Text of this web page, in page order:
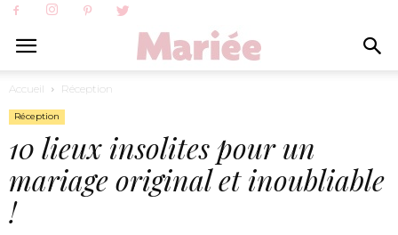
Accueil Réception
Réception
10 lieux insolites pour un
mariage original et inoubliable
!